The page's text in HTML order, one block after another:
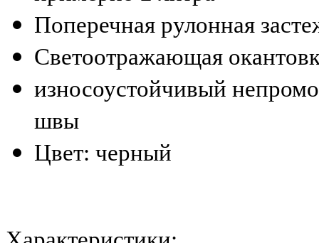
Поперечная рулонная
Светоотражающая
износоустойчивый
швы
Цвет: черный